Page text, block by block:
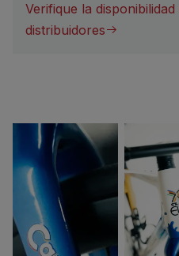
Verifique la
distribuidores